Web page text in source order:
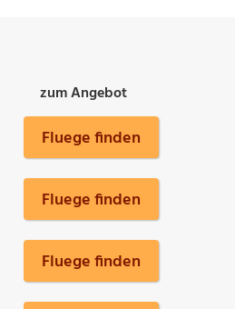
zum Angebot
Fluege finden
Fluege finden
Fluege finden